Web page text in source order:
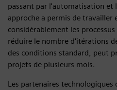
passant par l'automatisation et
approche a permis de travailler
considérablement les
réduire le nombre d'itérations
des conditions standard, peut
projets de plusieurs mois.
Les partenaires